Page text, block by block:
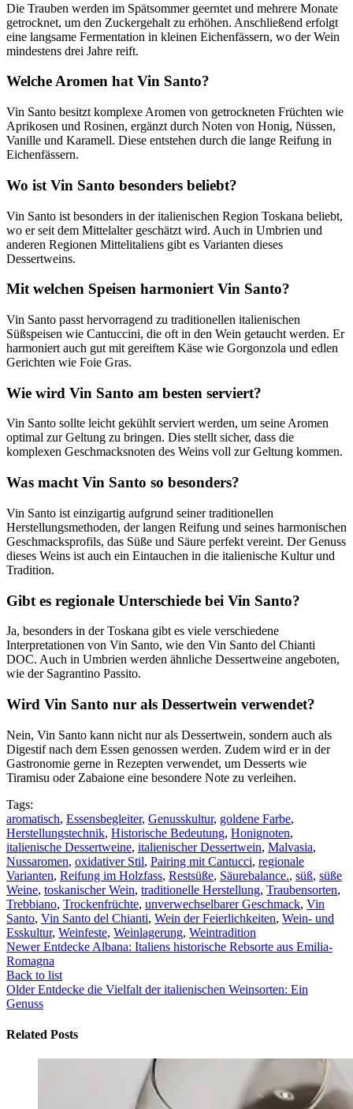
Die Trauben werden im Spätsommer geerntet und mehrere Monate
getrocknet, um den Zuckergehalt zu erhöhen. Anschließend erfolgt
eine langsame Fermentation in kleinen Eichenfässern, wo der Wein
mindestens drei Jahre reift.
Welche Aromen hat Vin Santo?
Vin Santo besitzt komplexe Aromen von getrockneten Früchten wie
Aprikosen und Rosinen, ergänzt durch Noten von Honig, Nüssen,
Vanille und Karamell. Diese entstehen durch die lange Reifung in
Eichenfässern.
Wo ist Vin Santo besonders beliebt?
Vin Santo ist besonders in der italienischen Region Toskana beliebt,
wo er seit dem Mittelalter geschätzt wird. Auch in Umbrien und
anderen Regionen Mittelitaliens gibt es Varianten dieses
Dessertweins.
Mit welchen Speisen harmoniert Vin Santo?
Vin Santo passt hervorragend zu traditionellen italienischen
Süßspeisen wie Cantuccini, die oft in den Wein getaucht werden. Er
harmoniert auch gut mit gereiftem Käse wie Gorgonzola und edlen
Gerichten wie Foie Gras.
Wie wird Vin Santo am besten serviert?
Vin Santo sollte leicht gekühlt serviert werden, um seine Aromen
optimal zur Geltung zu bringen. Dies stellt sicher, dass die
komplexen Geschmacksnoten des Weins voll zur Geltung kommen.
Was macht Vin Santo so besonders?
Vin Santo ist einzigartig aufgrund seiner traditionellen
Herstellungsmethoden, der langen Reifung und seines harmonischen
Geschmacksprofils, das Süße und Säure perfekt vereint. Der Genuss
dieses Weins ist auch ein Eintauchen in die italienische Kultur und
Tradition.
Gibt es regionale Unterschiede bei Vin Santo?
Ja, besonders in der Toskana gibt es viele verschiedene
Interpretationen von Vin Santo, wie den Vin Santo del Chianti
DOC. Auch in Umbrien werden ähnliche Dessertweine angeboten,
wie der Sagrantino Passito.
Wird Vin Santo nur als Dessertwein verwendet?
Nein, Vin Santo kann nicht nur als Dessertwein, sondern auch als
Digestif nach dem Essen genossen werden. Zudem wird er in der
Gastronomie gerne in Rezepten verwendet, um Desserts wie
Tiramisu oder Zabaione eine besondere Note zu verleihen.
Tags:
aromatisch, Essensbegleiter, Genusskultur, goldene Farbe,
Herstellungstechnik, Historische Bedeutung, Honignoten,
italienische Dessertweine, italienischer Dessertwein, Malvasia,
Nussaromen, oxidativer Stil, Pairing mit Cantucci, regionale
Varianten, Reifung im Holzfass, Restsüße, Säurebalance., süß, süße
Weine, toskanischer Wein, traditionelle Herstellung, Traubensorten,
Trebbiano, Trockenfrüchte, unverwechselbarer Geschmack, Vin
Santo, Vin Santo del Chianti, Wein der Feierlichkeiten, Wein- und
Esskultur, Weinfeste, Weinlagerung, Weintradition
Newer Entdecke Albana: Italiens historische Rebsorte aus Emilia-
Romagna
Back to list
Older Entdecke die Vielfalt der italienischen Weinsorten: Ein
Genuss
Related Posts